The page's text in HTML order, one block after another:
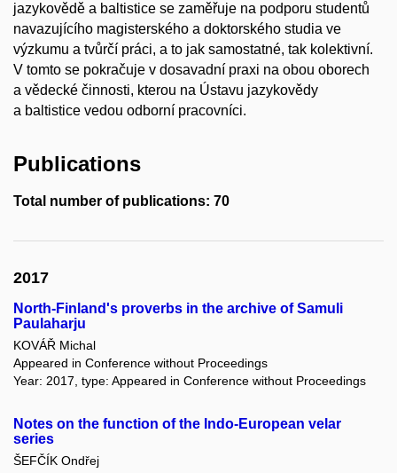
jazykovědě a baltistice se zaměřuje na podporu studentů
navazujícího magisterského a doktorského studia ve
výzkumu a tvůrčí práci, a to jak samostatné, tak kolektivní.
V tomto se pokračuje v dosavadní praxi na obou oborech
a vědecké činnosti, kterou na Ústavu jazykovědy
a baltistice vedou odborní pracovníci.
Publications
Total number of publications: 70
2017
North-Finland's proverbs in the archive of Samuli
Paulaharju
KOVÁŘ Michal
Appeared in Conference without Proceedings
Year: 2017, type: Appeared in Conference without Proceedings
Notes on the function of the Indo-European velar
series
ŠEFČÍK Ondřej